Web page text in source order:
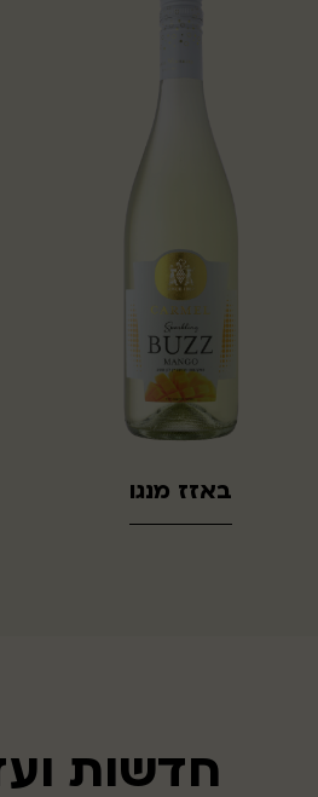
באזז מנגו
חדשות